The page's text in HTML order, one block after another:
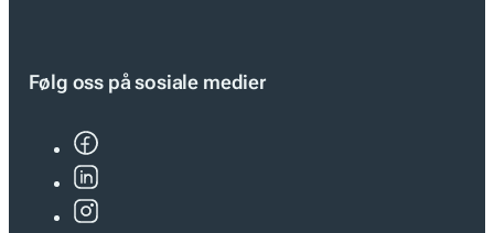
Følg oss på sosiale medier